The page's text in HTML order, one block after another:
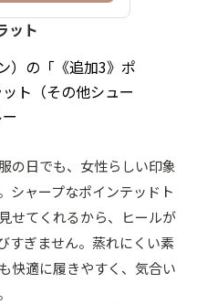
ット
の日でも、女性らしい印象
シャープなポインテッドト
せてくれるから、ヒールが
すぎません。蒸れにくい素
快適に履きやすく、気合い